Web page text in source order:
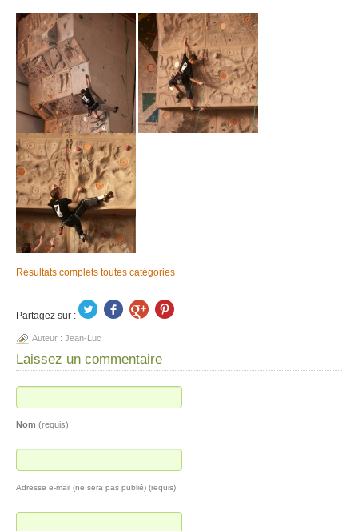
Résultats complets toutes catégories
Partagez sur :
Auteur : Jean-Luc
Laissez un commentaire
Nom (requis)
Adresse e-mail (ne sera pas publié) (requis)